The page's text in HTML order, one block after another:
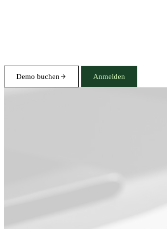
Demo buchen Anmelden